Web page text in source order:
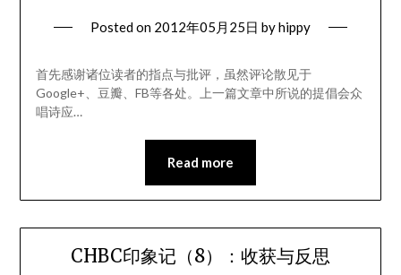
Posted on 2012年05月25日 byhippy
首先感谢诸位读者的指点与批评，虽然评论散见于
Google+、豆瓣、FB等各处。上一篇文章中所说的提倡会众
唱诗应…
Read more
CHBC印象记（8）：收获与反思